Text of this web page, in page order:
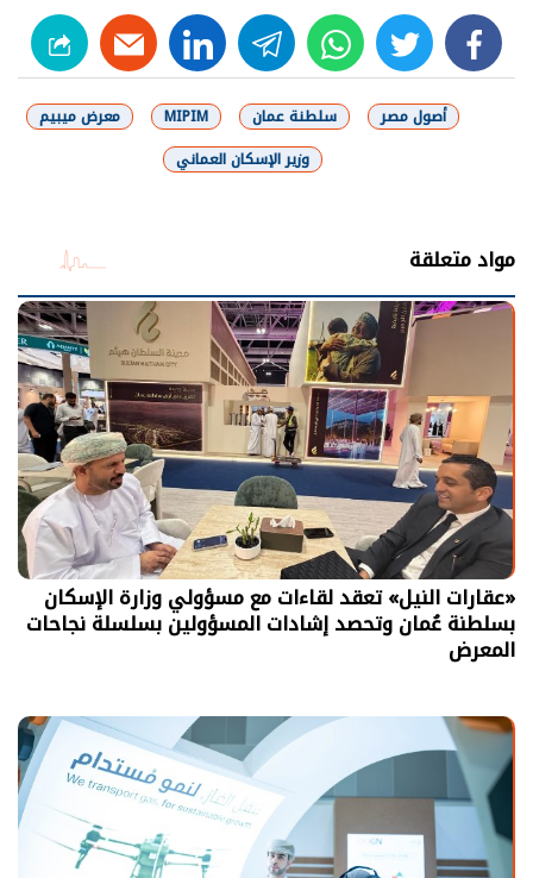
facebook
twitter
whats
telegram
linkedin
أصول مصر سلطنة عمان MIPIM
معرض ميبيم
وزير الإسكان العماني
مواد متعلقة
«عقارات النيل» تعقد لقاءات مع مسؤولي وزارة الإسكان
بسلطنة عُمان وتحصد إشادات المسؤولين بسلسلة نجاحات
المعرض